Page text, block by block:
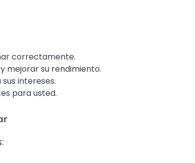
correctamente.
mejorar su rendimiento.
intereses.
para usted.